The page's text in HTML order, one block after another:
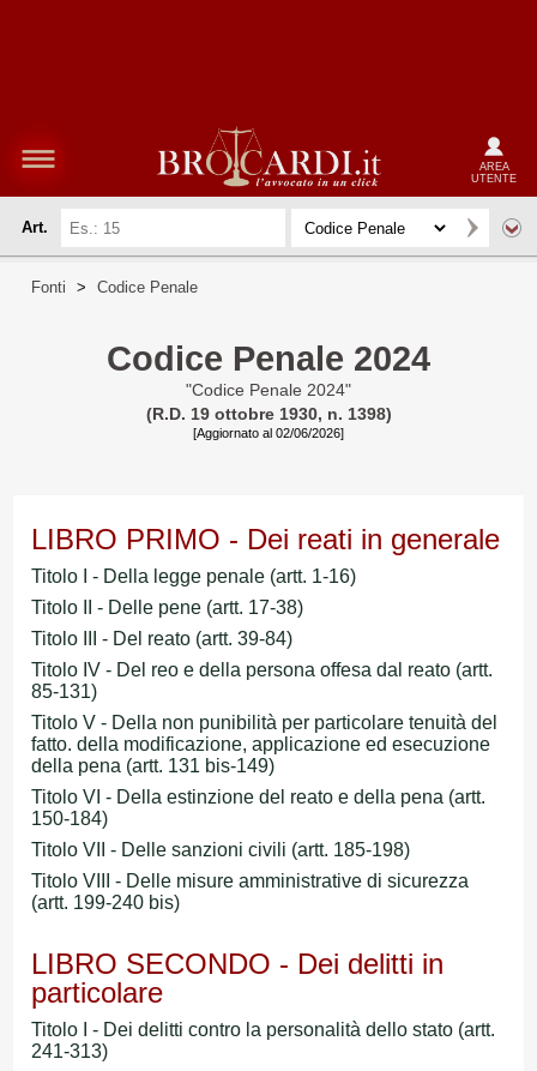
AREA
UTENTE
Art.
Fonti > Codice Penale
Codice Penale 2024
"Codice Penale 2024"
(R.D. 19 ottobre 1930, n. 1398)
[Aggiornato al 02/06/2026]
LIBRO PRIMO - Dei reati in generale
Titolo I - Della legge penale (artt. 1-16)
Titolo II - Delle pene (artt. 17-38)
Titolo III - Del reato (artt. 39-84)
Titolo IV - Del reo e della persona offesa dal reato (artt.
85-131)
Titolo V - Della non punibilità per particolare tenuità del
fatto. della modificazione, applicazione ed esecuzione
della pena (artt. 131 bis-149)
Titolo VI - Della estinzione del reato e della pena (artt.
150-184)
Titolo VII - Delle sanzioni civili (artt. 185-198)
Titolo VIII - Delle misure amministrative di sicurezza
(artt. 199-240 bis)
LIBRO SECONDO - Dei delitti in
particolare
Titolo I - Dei delitti contro la personalità dello stato (artt.
241-313)